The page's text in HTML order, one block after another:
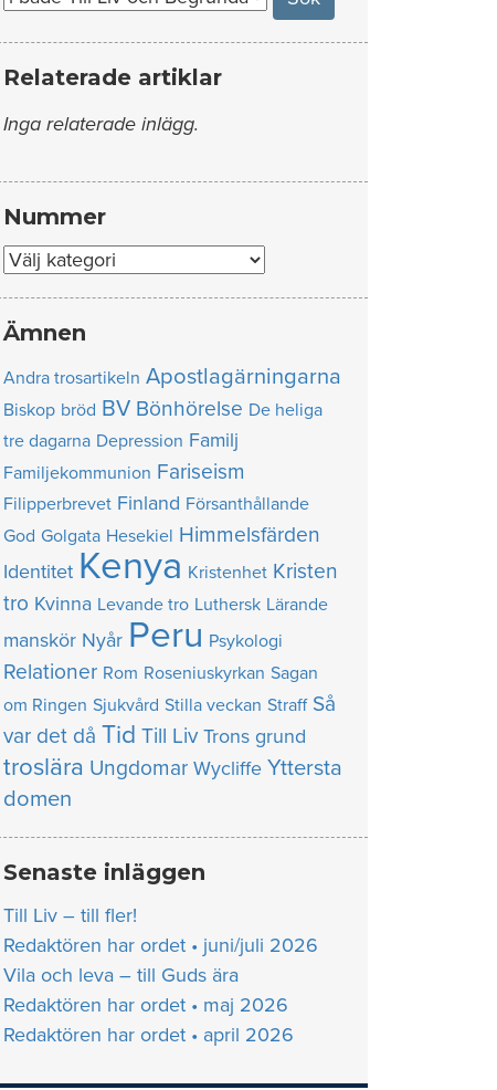
Relaterade artiklar
Inga relaterade inlägg.
Nummer
Nummer
Ämnen
Andra trosartikeln Apostlagärningarna
Biskop bröd BV Bönhörelse De heliga
tre dagarna Depression Familj
Familjekommunion Fariseism
Filipperbrevet Finland Försanthållande
God Golgata Hesekiel Himmelsfärden
Identitet Kenya Kristenhet Kristen
tro Kvinna Levande tro Luthersk Lärande
manskör Nyår Peru Psykologi
Relationer Rom Roseniuskyrkan Sagan
om Ringen Sjukvård Stilla veckan Straff Så
var det då Tid Till Liv Trons grund
troslära Ungdomar Wycliffe Yttersta
domen
Senaste inläggen
Till Liv – till fler!
Redaktören har ordet • juni/juli 2026
Vila och leva – till Guds ära
Redaktören har ordet • maj 2026
Redaktören har ordet • april 2026